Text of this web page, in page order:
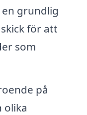
grundlig
för att
som
på
olika